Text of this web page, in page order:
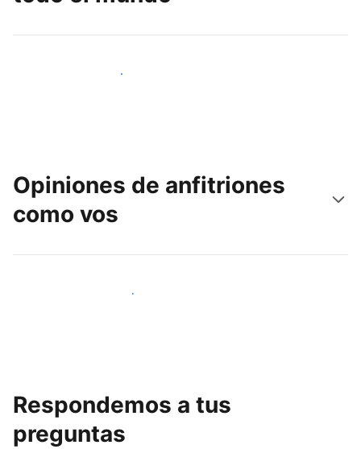
Llegá a huéspedes nuevos hoy
Opiniones de anfitriones
como vos
Unite a otros anfitriones como vos
Respondemos a tus
preguntas